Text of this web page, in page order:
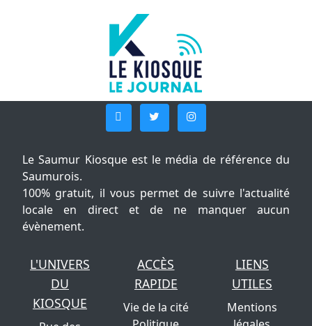
Le Saumur Kiosque est le média de référence du
Saumurois.
100% gratuit, il vous permet de suivre l'actualité
locale en direct et de ne manquer aucun
évènement.
L'UNIVERS
DU
KIOSQUE
ACCÈS
RAPIDE
Vie de la cité
LIENS
UTILES
Mentions